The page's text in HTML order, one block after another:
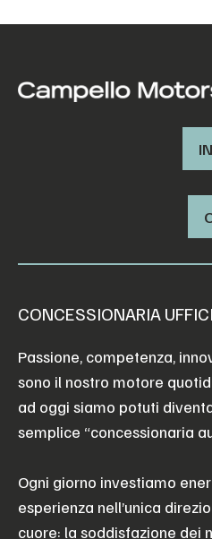
CONCESSIONARIA
Passione, competenza,
sono il nostro motore
ad oggi siamo potuti
semplice “concessionaria
Ogni giorno investiamo
esperienza nell’unica
cuore: la soddisfazione dei